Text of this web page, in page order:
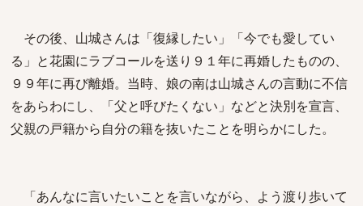
その後、山城さんは「復縁したい」「今でも愛してい
る」と花園にラブコールを送り９１年に再婚したものの、
９９年に再び離婚。当時、娘の南は山城さんの言動に不信
をあらわにし、「父と呼びたくない」などと決別を宣言、
父親の戸籍から自分の籍を抜いたことを明らかにした。
「あんなに言いたいことを言いながら、よう渡り歩いて